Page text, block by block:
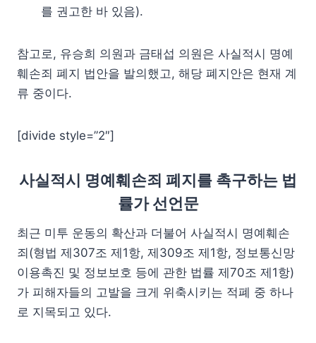
를 권고한 바 있음).
참고로, 유승희 의원과 금태섭 의원은 사실적시 명예
훼손죄 폐지 법안을 발의했고, 해당 폐지안은 현재 계
류 중이다.
[divide style=”2″]
사실적시 명예훼손죄 폐지를 촉구하는 법
률가 선언문
최근 미투 운동의 확산과 더불어 사실적시 명예훼손
죄(형법 제307조 제1항, 제309조 제1항, 정보통신망
이용촉진 및 정보보호 등에 관한 법률 제70조 제1항)
가 피해자들의 고발을 크게 위축시키는 적폐 중 하나
로 지목되고 있다.